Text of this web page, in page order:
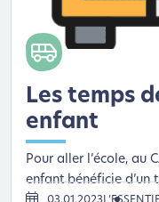
Les temps
enfant
Pour aller l’école, au
enfant bénéficie d’un